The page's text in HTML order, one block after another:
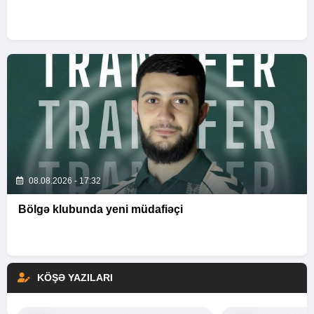
08.08.2026 - 17:32
Bölgə klubunda yeni müdafiəçi
KÖŞƏ YAZILARI